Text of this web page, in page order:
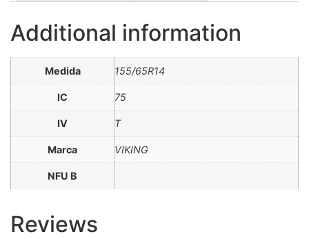
Additional information
Medida 155/65R14
IC 75
IV T
Marca VIKING
NFU B
Reviews